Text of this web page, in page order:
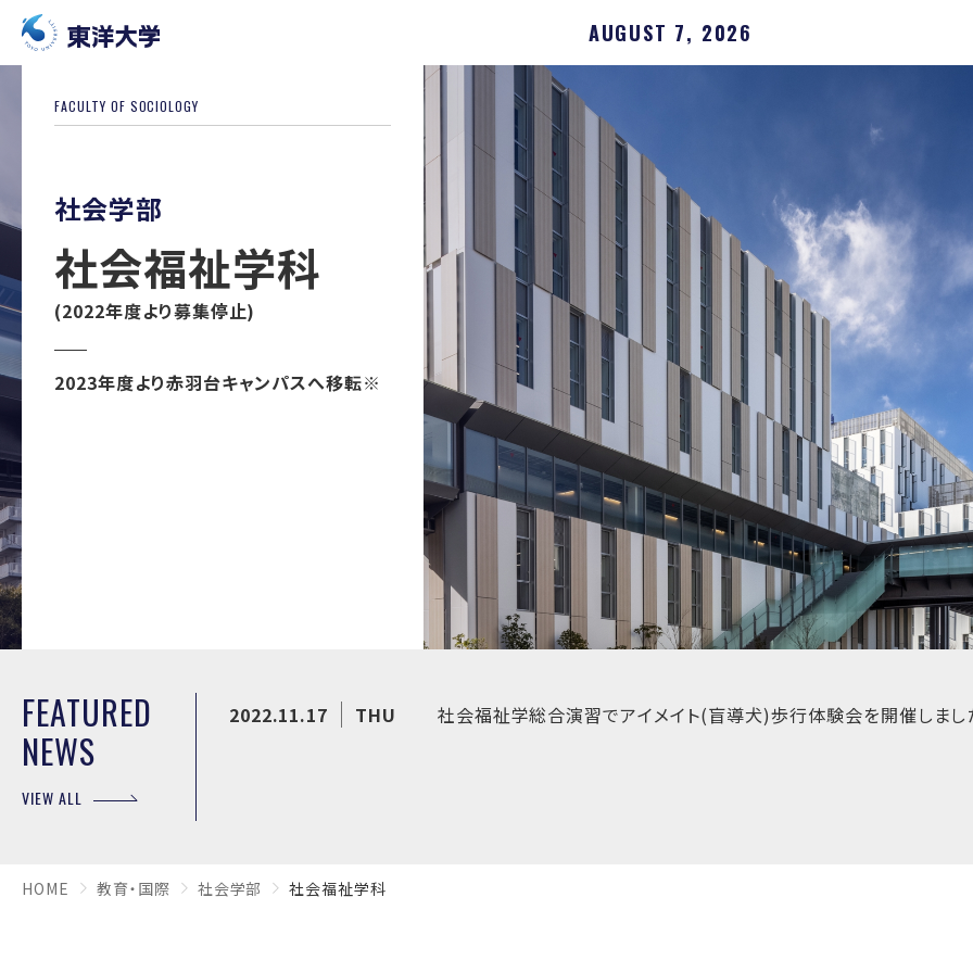
AUGUST 7, 2026
FACULTY OF SOCIOLOGY
社会学部
社会福祉学科
(2022年度より募集停止)
2023年度より赤羽台キャンパスへ移転※
FEATURED
NEWS
VIEW ALL
2022.11.17 THU 社会福祉学総合演習でアイメイト(盲導犬)歩行体験会を開催しまし
HOME 教育・国際 社会学部 社会福祉学科